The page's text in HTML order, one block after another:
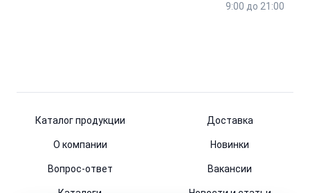
9:00 до 21:00
Каталог продукции Доставка
О компании Новинки
Вопрос-ответ Вакансии